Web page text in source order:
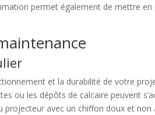
permet également de mettre
et la durabilité de votre
ou les dépôts de calcaire peuvent
projecteur avec un chiffon doux et